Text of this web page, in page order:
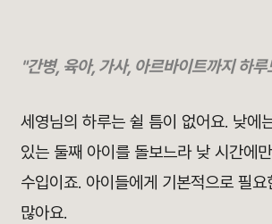
"간병, 육아, 가사, 아르바이트까지 하
세영님의 하루는 쉴 틈이 없어요. 낮에
있는 둘째 아이를 돌보느라 낮 시간에
수입이죠. 아이들에게 기본적으로 필요
많아요.